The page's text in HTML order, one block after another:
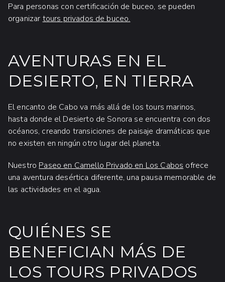
Para personas con certificación de buceo, se pueden
organizar tours privados de buceo.
AVENTURAS EN EL
DESIERTO, EN TIERRA
El encanto de Cabo va más allá de los tours marinos,
hasta donde el Desierto de Sonora se encuentra con dos
océanos, creando transiciones de paisaje dramáticas que
no existen en ningún otro lugar del planeta.
Nuestro Paseo en Camello Privado en Los Cabos ofrece
una aventura desértica diferente, una pausa memorable de
las actividades en el agua.
QUIÉNES SE
BENEFICIAN MÁS DE
LOS TOURS PRIVADOS